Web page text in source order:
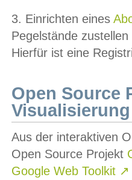
3. Einrichten eines
Pegelstände
Hierfür ist eine
Open Source
Visualisierung
Aus der interaktiven
Open Source Projekt
Google Web Toolkit ↗